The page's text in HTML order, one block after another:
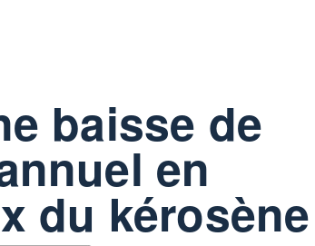
baisse de
en
du kérosène